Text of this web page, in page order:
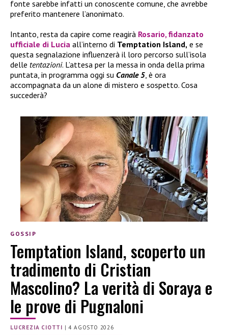
fonte sarebbe infatti un conoscente comune, che avrebbe
preferito mantenere l’anonimato.
Intanto, resta da capire come reagirà Rosario, fidanzato
ufficiale di Lucia all’interno di Temptation Island, e se
questa segnalazione influenzerà il loro percorso sull’isola
delle tentazioni. L’attesa per la messa in onda della prima
puntata, in programma oggi su Canale 5 , è ora
accompagnata da un alone di mistero e sospetto. Cosa
succederà?
GOSSIP
Temptation Island, scoperto un
tradimento di Cristian
Mascolino? La verità di Soraya e
le prove di Pugnaloni
LUCREZIA CIOTTI |4 AGOSTO 2026